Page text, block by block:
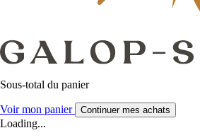
Sous-total du panier
Voir mon panier Continuer mes achats
Loading...